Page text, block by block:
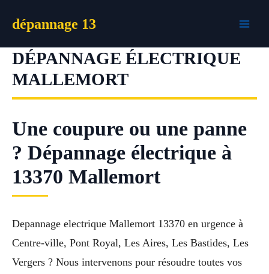
dépannage 13
DÉPANNAGE ÉLECTRIQUE
MALLEMORT
Une coupure ou une panne
? Dépannage électrique à
13370 Mallemort
Depannage electrique Mallemort 13370 en urgence à
Centre-ville, Pont Royal, Les Aires, Les Bastides, Les
Vergers ? Nous intervenons pour résoudre toutes vos